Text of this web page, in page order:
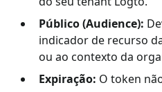
Público (Audience):
indicador de recurso
ou ao contexto da
Expiração: O token